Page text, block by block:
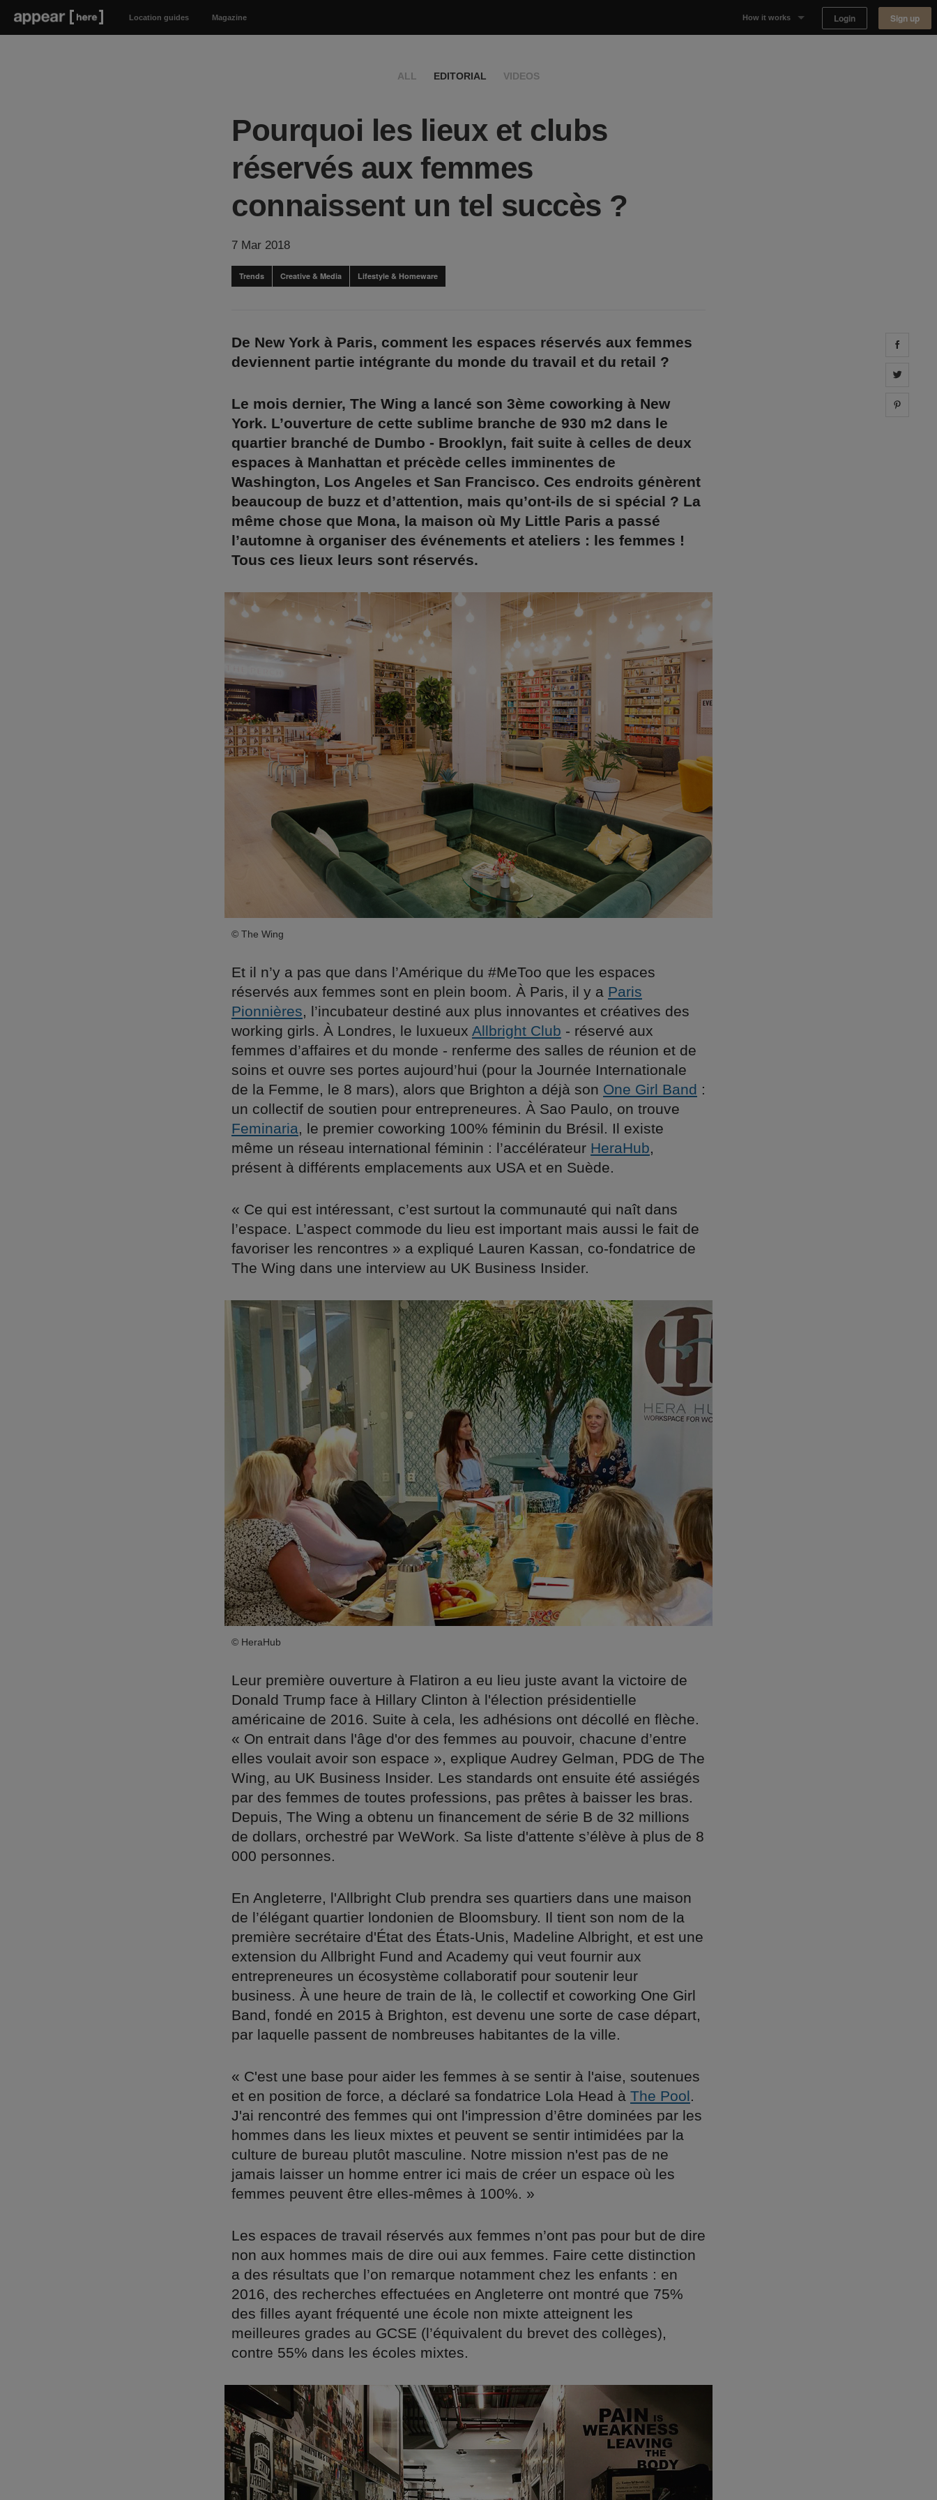
Location guides Magazine How it works Login Sign up
ALL EDITORIAL VIDEOS
Pourquoi les lieux et clubs
réservés aux femmes
connaissent un tel succès ?
7 Mar 2018
Trends Creative & Media Lifestyle & Homeware
De New York à Paris, comment les espaces réservés aux femmes
deviennent partie intégrante du monde du travail et du retail ?
Le mois dernier, The Wing a lancé son 3ème coworking à New
York. L’ouverture de cette sublime branche de 930 m2 dans le
quartier branché de Dumbo - Brooklyn, fait suite à celles de deux
espaces à Manhattan et précède celles imminentes de
Washington, Los Angeles et San Francisco. Ces endroits génèrent
beaucoup de buzz et d’attention, mais qu’ont-ils de si spécial ? La
même chose que Mona, la maison où My Little Paris a passé
l’automne à organiser des événements et ateliers : les femmes !
Tous ces lieux leurs sont réservés.
© The Wing
Et il n’y a pas que dans l’Amérique du #MeToo que les espaces
réservés aux femmes sont en plein boom. À Paris, il y a Paris
Pionnières, l’incubateur destiné aux plus innovantes et créatives des
working girls. À Londres, le luxueux Allbright Club - réservé aux
femmes d’affaires et du monde - renferme des salles de réunion et de
soins et ouvre ses portes aujourd’hui (pour la Journée Internationale
de la Femme, le 8 mars), alors que Brighton a déjà son One Girl Band :
un collectif de soutien pour entrepreneures. À Sao Paulo, on trouve
Feminaria, le premier coworking 100% féminin du Brésil. Il existe
même un réseau international féminin : l’accélérateur HeraHub,
présent à différents emplacements aux USA et en Suède.
« Ce qui est intéressant, c’est surtout la communauté qui naît dans
l’espace. L’aspect commode du lieu est important mais aussi le fait de
favoriser les rencontres » a expliqué Lauren Kassan, co-fondatrice de
The Wing dans une interview au UK Business Insider.
© HeraHub
Leur première ouverture à Flatiron a eu lieu juste avant la victoire de
Donald Trump face à Hillary Clinton à l'élection présidentielle
américaine de 2016. Suite à cela, les adhésions ont décollé en flèche.
« On entrait dans l'âge d'or des femmes au pouvoir, chacune d’entre
elles voulait avoir son espace », explique Audrey Gelman, PDG de The
Wing, au UK Business Insider. Les standards ont ensuite été assiégés
par des femmes de toutes professions, pas prêtes à baisser les bras.
Depuis, The Wing a obtenu un financement de série B de 32 millions
de dollars, orchestré par WeWork. Sa liste d'attente s’élève à plus de 8
000 personnes.
En Angleterre, l'Allbright Club prendra ses quartiers dans une maison
de l’élégant quartier londonien de Bloomsbury. Il tient son nom de la
première secrétaire d'État des États-Unis, Madeline Albright, et est une
extension du Allbright Fund and Academy qui veut fournir aux
entrepreneures un écosystème collaboratif pour soutenir leur
business. À une heure de train de là, le collectif et coworking One Girl
Band, fondé en 2015 à Brighton, est devenu une sorte de case départ,
par laquelle passent de nombreuses habitantes de la ville.
« C'est une base pour aider les femmes à se sentir à l'aise, soutenues
et en position de force, a déclaré sa fondatrice Lola Head à The Pool.
J'ai rencontré des femmes qui ont l'impression d’être dominées par les
hommes dans les lieux mixtes et peuvent se sentir intimidées par la
culture de bureau plutôt masculine. Notre mission n'est pas de ne
jamais laisser un homme entrer ici mais de créer un espace où les
femmes peuvent être elles-mêmes à 100%. »
Les espaces de travail réservés aux femmes n’ont pas pour but de dire
non aux hommes mais de dire oui aux femmes. Faire cette distinction
a des résultats que l’on remarque notamment chez les enfants : en
2016, des recherches effectuées en Angleterre ont montré que 75%
des filles ayant fréquenté une école non mixte atteignent les
meilleures grades au GCSE (l’équivalent du brevet des collèges),
contre 55% dans les écoles mixtes.